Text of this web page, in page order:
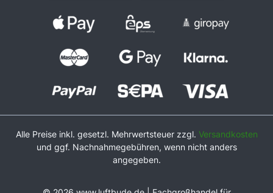
Alle Preise inkl. gesetzl. Mehrwertsteuer zzgl. Versandkosten
und ggf. Nachnahmegebühren, wenn nicht anders
angegeben.